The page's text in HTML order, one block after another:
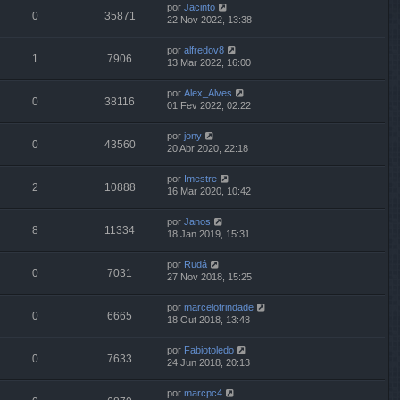
0 35871
por Jacinto
22 Nov 2022, 13:38
1 7906
por alfredov8
13 Mar 2022, 16:00
0 38116
por Alex_Alves
01 Fev 2022, 02:22
0 43560
por jony
20 Abr 2020, 22:18
2 10888
por Imestre
16 Mar 2020, 10:42
8 11334
por Janos
18 Jan 2019, 15:31
0 7031
por Rudá
27 Nov 2018, 15:25
0 6665
por marcelotrindade
18 Out 2018, 13:48
0 7633
por Fabiotoledo
24 Jun 2018, 20:13
por marcpc4